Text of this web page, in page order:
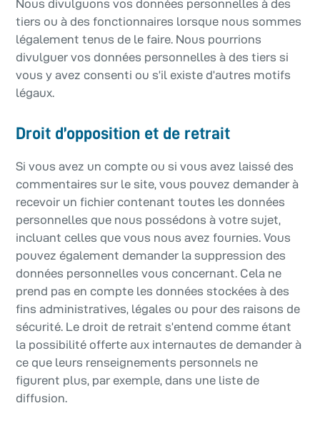
Nous divulguons vos données personnelles à des
tiers ou à des fonctionnaires lorsque nous sommes
légalement tenus de le faire. Nous pourrions
divulguer vos données personnelles à des tiers si
vous y avez consenti ou s’il existe d’autres motifs
légaux.
Droit d’opposition et de retrait
Si vous avez un compte ou si vous avez laissé des
commentaires sur le site, vous pouvez demander à
recevoir un fichier contenant toutes les données
personnelles que nous possédons à votre sujet,
incluant celles que vous nous avez fournies. Vous
pouvez également demander la suppression des
données personnelles vous concernant. Cela ne
prend pas en compte les données stockées à des
fins administratives, légales ou pour des raisons de
sécurité. Le droit de retrait s’entend comme étant
la possibilité offerte aux internautes de demander à
ce que leurs renseignements personnels ne
figurent plus, par exemple, dans une liste de
diffusion.